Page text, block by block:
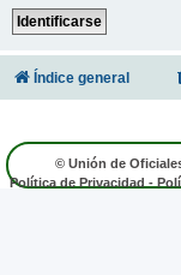
Índice general
© Unión de
Política de Privacidad -